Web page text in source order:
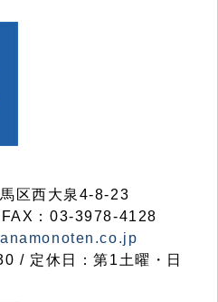
区西大泉4-8-23
：03-3978-4128
/ 定休日：第1土曜・日